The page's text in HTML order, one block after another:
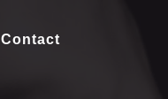
Contact